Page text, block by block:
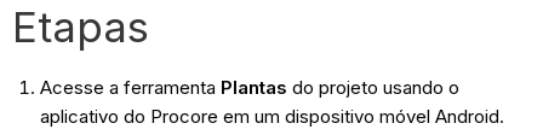
Etapas
Acesse a ferramenta Plantas do projeto usando o
aplicativo do Procore em um dispositivo móvel Android.